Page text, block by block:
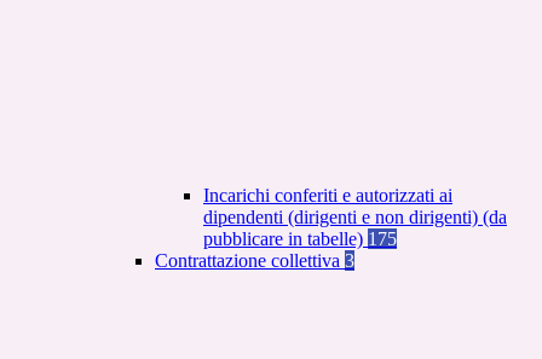
Incarichi conferiti e autorizzati ai
dipendenti (dirigenti e non dirigenti) (da
pubblicare in tabelle) 175
Contrattazione collettiva 3